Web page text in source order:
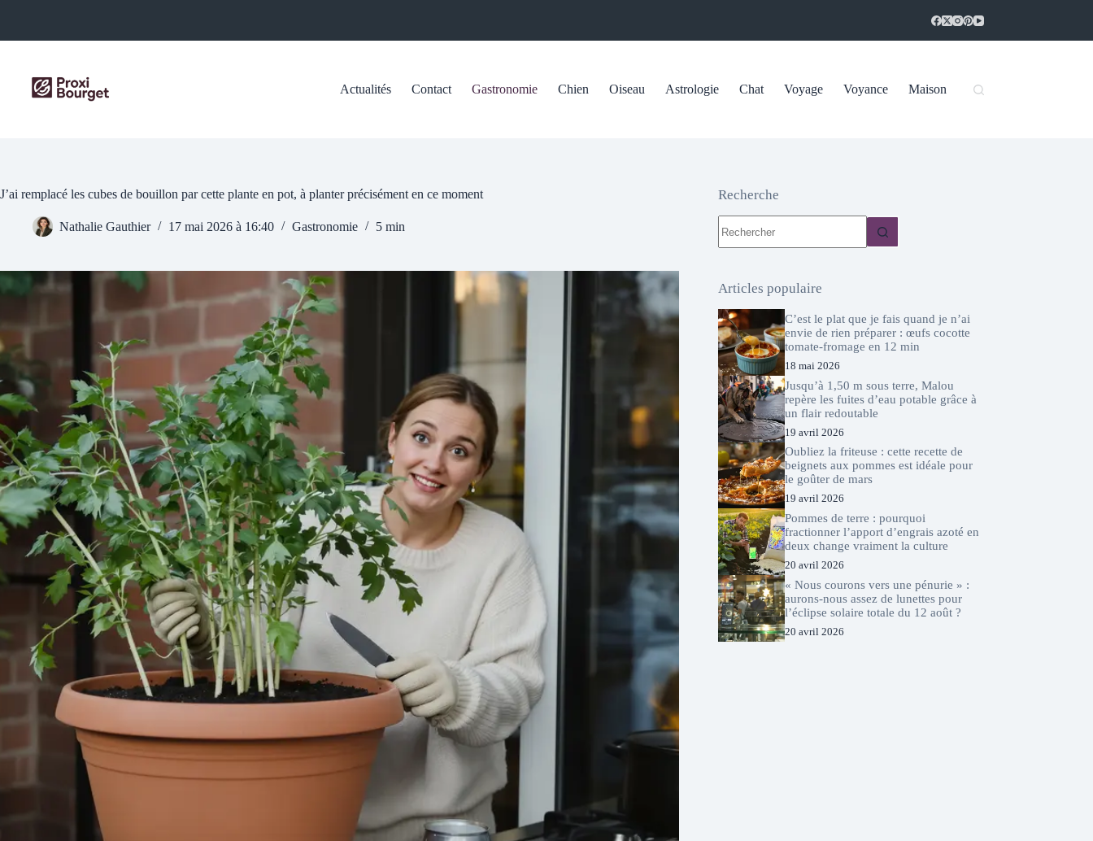
Actualités Contact Gastronomie Chien Oiseau Astrologie Chat Voyage Voyance Maison
J’ai remplacé les cubes de bouillon par cette plante en pot, à planter précisément en ce moment
Nathalie Gauthier 17 mai 2026 à 16:40 Gastronomie 5 min
Recherche
résultat
Articles populaire
C’est le plat que je fais quand je n’ai
envie de rien préparer : œufs cocotte
tomate-fromage en 12 min
18 mai 2026
Jusqu’à 1,50 m sous terre, Malou
repère les fuites d’eau potable grâce à
un flair redoutable
19 avril 2026
Oubliez la friteuse : cette recette de
beignets aux pommes est idéale pour
le goûter de mars
19 avril 2026
Pommes de terre : pourquoi
fractionner l’apport d’engrais azoté en
deux change vraiment la culture
20 avril 2026
« Nous courons vers une pénurie » :
aurons-nous assez de lunettes pour
l’éclipse solaire totale du 12 août ?
20 avril 2026